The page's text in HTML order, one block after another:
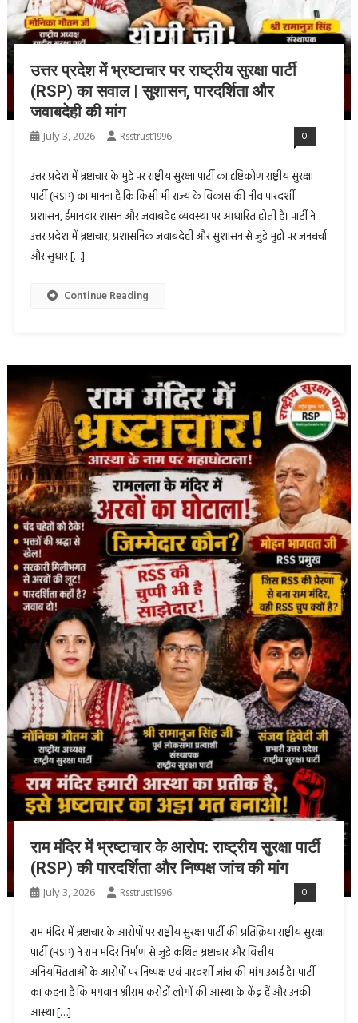
उत्तर प्रदेश में भ्रष्टाचार पर राष्ट्रीय सुरक्षा पार्टी
(RSP) का सवाल | सुशासन, पारदर्शिता और
जवाबदेही की मांग
July 3, 2026 Rsstrust1996 0
उत्तर प्रदेश में भ्रष्टाचार के मुद्दे पर राष्ट्रीय सुरक्षा पार्टी का दृष्टिकोण राष्ट्रीय सुरक्षा
पार्टी (RSP) का मानना है कि किसी भी राज्य के विकास की नींव पारदर्शी
प्रशासन, ईमानदार शासन और जवाबदेह व्यवस्था पर आधारित होती है। पार्टी ने
उत्तर प्रदेश में भ्रष्टाचार, प्रशासनिक जवाबदेही और सुशासन से जुड़े मुद्दों पर जनचर्चा
और सुधार […]
Continue Reading
राम मंदिर में भ्रष्टाचार के आरोप: राष्ट्रीय सुरक्षा पार्टी
(RSP) की पारदर्शिता और निष्पक्ष जांच की मांग
July 3, 2026 Rsstrust1996 0
राम मंदिर में भ्रष्टाचार के आरोपों पर राष्ट्रीय सुरक्षा पार्टी की प्रतिक्रिया राष्ट्रीय सुरक्षा
पार्टी (RSP) ने राम मंदिर निर्माण से जुड़े कथित भ्रष्टाचार और वित्तीय
अनियमितताओं के आरोपों पर निष्पक्ष एवं पारदर्शी जांच की मांग उठाई है। पार्टी
का कहना है कि भगवान श्रीराम करोड़ों लोगों की आस्था के केंद्र हैं और उनकी
आस्था […]